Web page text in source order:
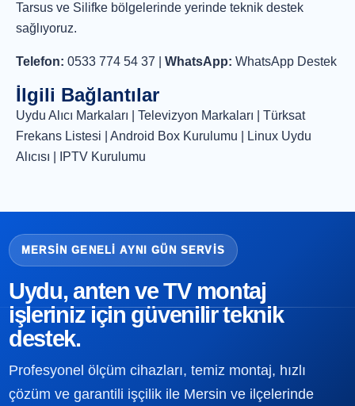
Tarsus ve Silifke bölgelerinde yerinde teknik destek
sağlıyoruz.
Telefon: 0533 774 54 37 WhatsApp: WhatsApp Destek
İlgili Bağlantılar
Uydu Alıcı Markaları Televizyon Markaları
Türksat
Frekans Listesi
Android Box Kurulumu
Linux Uydu
Alıcısı
IPTV Kurulumu
MERSIN GENELI AYNI GÜN SERVIS
Uydu, anten ve TV montaj
işleriniz için güvenilir teknik
destek.
Profesyonel ölçüm cihazları, temiz montaj, hızlı
çözüm ve garantili işçilik ile Mersin ve ilçelerinde